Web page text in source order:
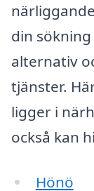
din
alternativ
tjänster.
ligger i
också kan
Hönö